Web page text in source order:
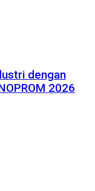
dengan
2026